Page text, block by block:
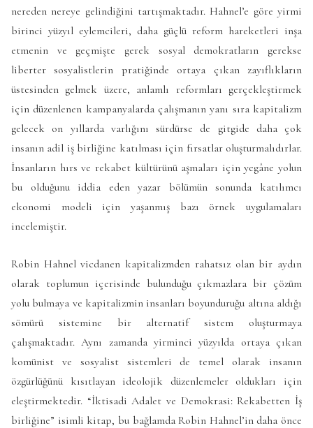
nereden nereye gelindiğini tartışmaktadır. Hahnel’e göre yirmi
birinci yüzyıl eylemcileri, daha güçlü reform hareketleri inşa
etmenin ve geçmişte gerek sosyal demokratların gerekse
liberter sosyalistlerin pratiğinde ortaya çıkan zayıflıkların
üstesinden gelmek üzere, anlamlı reformları gerçekleştirmek
için düzenlenen kampanyalarda çalışmanın yanı sıra kapitalizm
gelecek on yıllarda varlığını sürdürse de gitgide daha çok
insanın adil iş birliğine katılması için fırsatlar oluşturmalıdırlar.
İnsanların hırs ve rekabet kültürünü aşmaları için yegâne yolun
bu olduğunu iddia eden yazar bölümün sonunda katılımcı
ekonomi modeli için yaşanmış bazı örnek uygulamaları
incelemiştir.
Robin Hahnel vicdanen kapitalizmden rahatsız olan bir aydın
olarak toplumun içerisinde bulunduğu çıkmazlara bir çözüm
yolu bulmaya ve kapitalizmin insanları boyunduruğu altına aldığı
sömürü sistemine bir alternatif sistem oluşturmaya
çalışmaktadır. Aynı zamanda yirminci yüzyılda ortaya çıkan
komünist ve sosyalist sistemleri de temel olarak insanın
özgürlüğünü kısıtlayan ideolojik düzenlemeler oldukları için
eleştirmektedir. “İktisadi Adalet ve Demokrasi: Rekabetten İş
birliğine” isimli kitap, bu bağlamda Robin Hahnel’in daha önce